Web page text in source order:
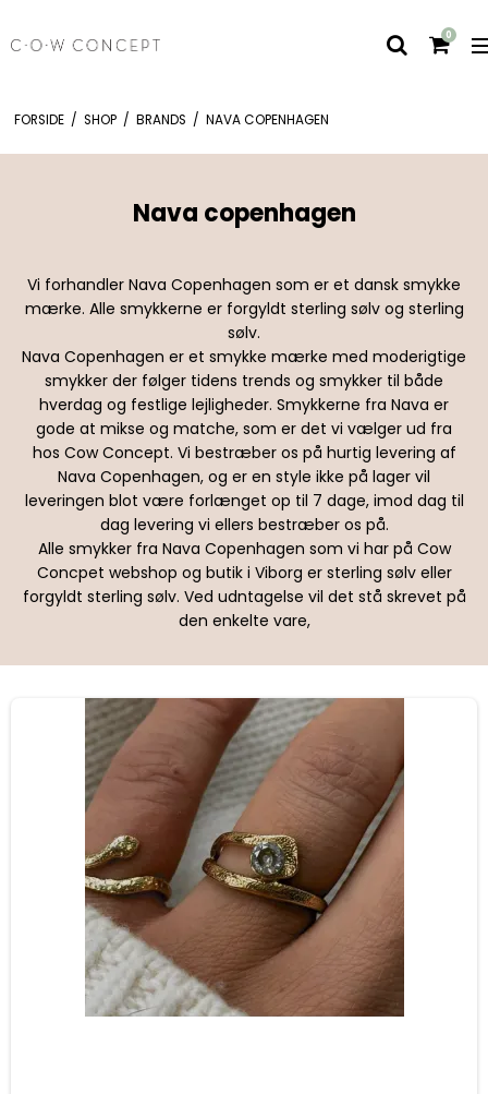
0
FORSIDE / SHOP / BRANDS / NAVA COPENHAGEN
Nava copenhagen
Vi forhandler Nava Copenhagen som er et dansk smykke
mærke. Alle smykkerne er forgyldt sterling sølv og sterling
sølv.
Nava Copenhagen er et smykke mærke med moderigtige
smykker der følger tidens trends og smykker til både
hverdag og festlige lejligheder. Smykkerne fra Nava er
gode at mikse og matche, som er det vi vælger ud fra
hos Cow Concept. Vi bestræber os på hurtig levering af
Nava Copenhagen, og er en style ikke på lager vil
leveringen blot være forlænget op til 7 dage, imod dag til
dag levering vi ellers bestræber os på.
Alle smykker fra Nava Copenhagen som vi har på Cow
Concpet webshop og butik i Viborg er sterling sølv eller
forgyldt sterling sølv. Ved udntagelse vil det stå skrevet på
den enkelte vare,